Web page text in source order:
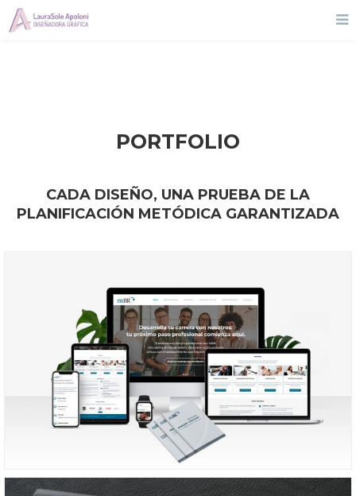
PORTFOLIO
CADA DISEÑO, UNA PRUEBA DE LA
PLANIFICACIÓN METÓDICA GARANTIZADA